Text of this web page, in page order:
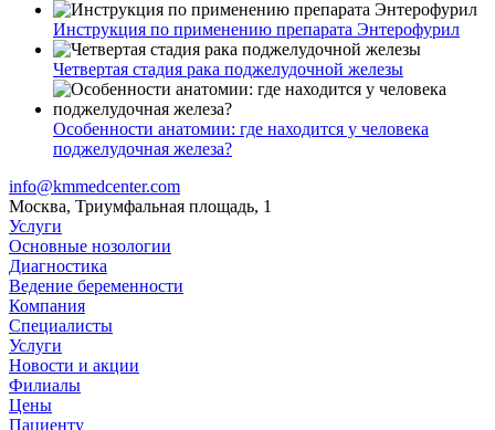
Инструкция по применению препарата Энтерофурил
Четвертая стадия рака поджелудочной железы
Особенности анатомии: где находится у человека
поджелудочная железа?
info@kmmedcenter.com
Москва, Триумфальная площадь, 1
Услуги
Основные нозологии
Диагностика
Ведение беременности
Компания
Специалисты
Услуги
Новости и акции
Филиалы
Цены
Пациенту